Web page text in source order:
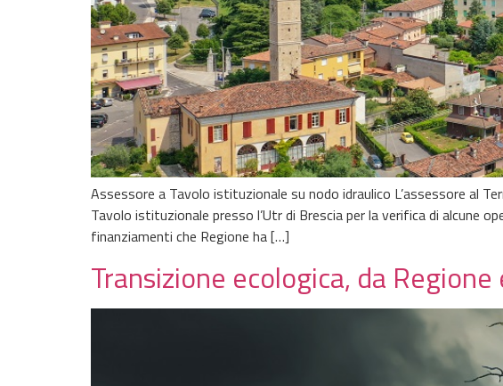
Assessore a Tavolo istituzionale su nodo idraulico L’assessore al
Tavolo istituzionale presso l’Utr di Brescia per la verifica di alcune
finanziamenti che Regione ha […]
Transizione ecologica, da